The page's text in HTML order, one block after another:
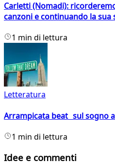
Carletti (Nomadi):
canzoni e continuando la sua
1 min di lettura
Letteratura
Arrampicata beat sul sogno
1 min di lettura
Idee e commenti